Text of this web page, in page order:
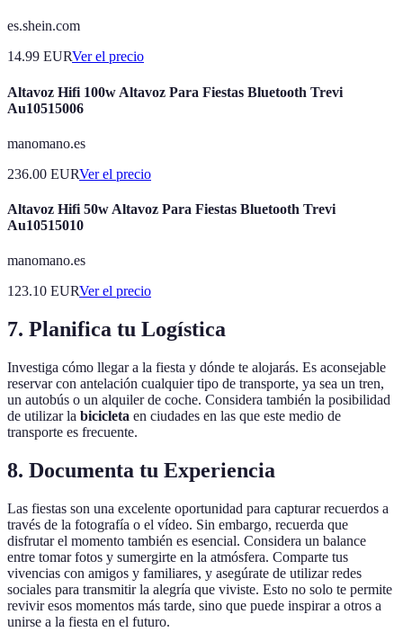
es.shein.com
14.99 EURVer el precio
Altavoz Hifi 100w Altavoz Para Fiestas Bluetooth Trevi
Au10515006
manomano.es
236.00 EURVer el precio
Altavoz Hifi 50w Altavoz Para Fiestas Bluetooth Trevi
Au10515010
manomano.es
123.10 EURVer el precio
7. Planifica tu Logística
Investiga cómo llegar a la fiesta y dónde te alojarás. Es aconsejable
reservar con antelación cualquier tipo de transporte, ya sea un tren,
un autobús o un alquiler de coche. Considera también la posibilidad
de utilizar la bicicleta en ciudades en las que este medio de
transporte es frecuente.
8. Documenta tu Experiencia
Las fiestas son una excelente oportunidad para capturar recuerdos a
través de la fotografía o el vídeo. Sin embargo, recuerda que
disfrutar el momento también es esencial. Considera un balance
entre tomar fotos y sumergirte en la atmósfera. Comparte tus
vivencias con amigos y familiares, y asegúrate de utilizar redes
sociales para transmitir la alegría que viviste. Esto no solo te permite
revivir esos momentos más tarde, sino que puede inspirar a otros a
unirse a la fiesta en el futuro.